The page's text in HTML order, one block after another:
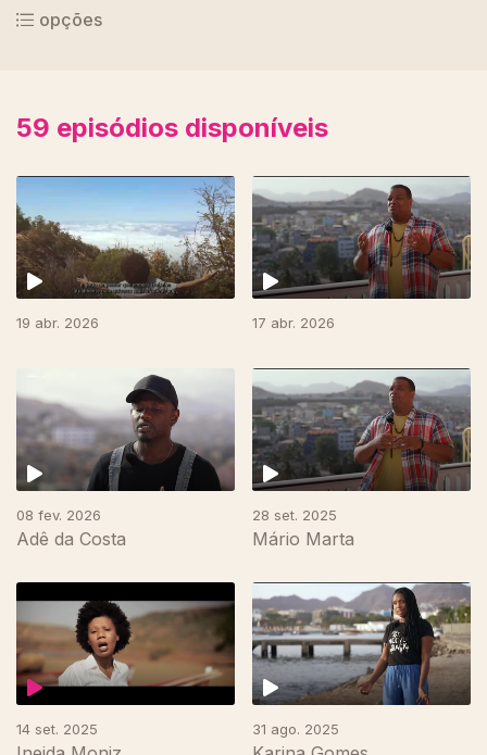
opções
59 episódios disponíveis
19 abr. 2026 17 abr. 2026
08 fev. 2026
Adê da Costa
28 set. 2025
Mário Marta
14 set. 2025 31 ago. 2025